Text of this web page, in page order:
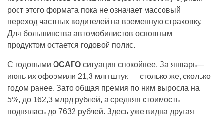
рост этого формата пока не означает массовый
переход частных водителей на временную страховку.
Для большинства автомобилистов основным
продуктом остается годовой полис.
С годовыми ОСАГО ситуация спокойнее. За январь—
июнь их оформили 21,3 млн штук — столько же, сколько
годом ранее. Зато общая премия по ним выросла на
5%, до 162,3 млрд рублей, а средняя стоимость
поднялась до 7632 рублей. Здесь уже видна другая